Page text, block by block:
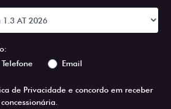
Telefone Email
de Privacidade e concordo em receber